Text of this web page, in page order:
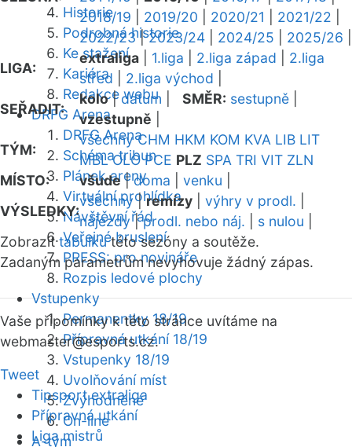
Historie
Podrobná historie
Ke stažení
Kariéra
Redakce webu
DRFG Arena
DRFG Arena
Schéma tribun
Plánek areny
Virtuální prohlídka
Návštěvní řád
Veřejné bruslení
PRESS: pro novináře
Rozpis ledové plochy
Vstupenky
Permanentky 18/19
Přípravná utkání 18/19
Vstupenky 18/19
Uvolňování míst
Zvýhodněné
On-line
A-tým
2018/19
2019/20 2020/21 2021/22
2022/23|2023/24 2024/25 2025/26
LIGA:
extraliga 1.liga 2.liga západ
2.liga
střed
2.liga východ
SEŘADIT:
kolo|datum SMĚR: sestupně
vzestupně
TÝM:
všechny CHM HKM KOM KVA LIB LIT
MBL OLO PCE PLZ SPA TRI VIT ZLN
MÍSTO:
všude|doma venku
VÝSLEDKY:
všechny|remízy výhry v prodl.
nájezdy|prodl. nebo náj. s nulou
Zobrazittabulkutéto sezóny a soutěže.
Zadaným parametrům nevyhovuje žádný zápas.
Vaše připomínky k této stránce uvítáme na
webmaster@esports.cz.
Tweet
Tipsport extraliga
Přípravná utkání
Liga mistrů